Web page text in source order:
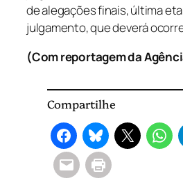
de alegações finais, última
julgamento, que deverá
(Com reportagem da
Compartilhe